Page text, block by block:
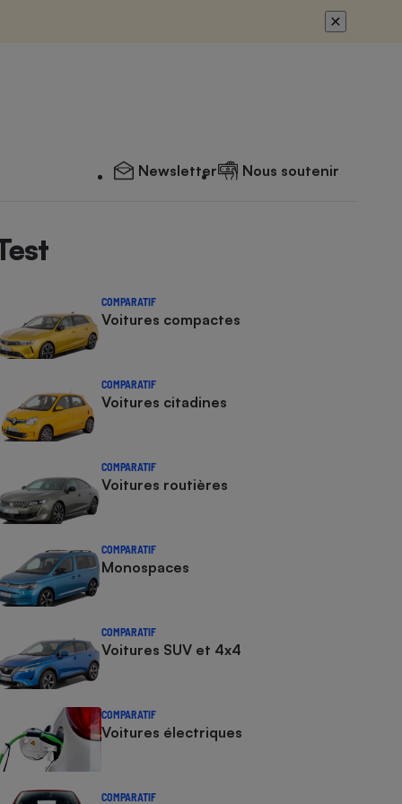
Newsletter Nous soutenir
COMPARATIF
Voitures compactes
COMPARATIF
Voitures citadines
COMPARATIF
Voitures routières
COMPARATIF
Monospaces
COMPARATIF
Voitures SUV et 4x4
COMPARATIF
Voitures électriques
COMPARATIF